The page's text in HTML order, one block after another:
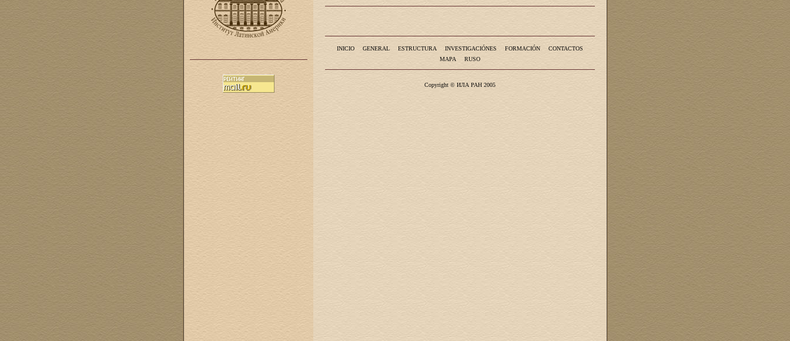
INICIO GENERAL ESTRUCTURA INVESTIGACIÓNES FORMACIÓN
CONTACTOS
MAPA
RUSO
Copyright © ИЛА РАН 2005